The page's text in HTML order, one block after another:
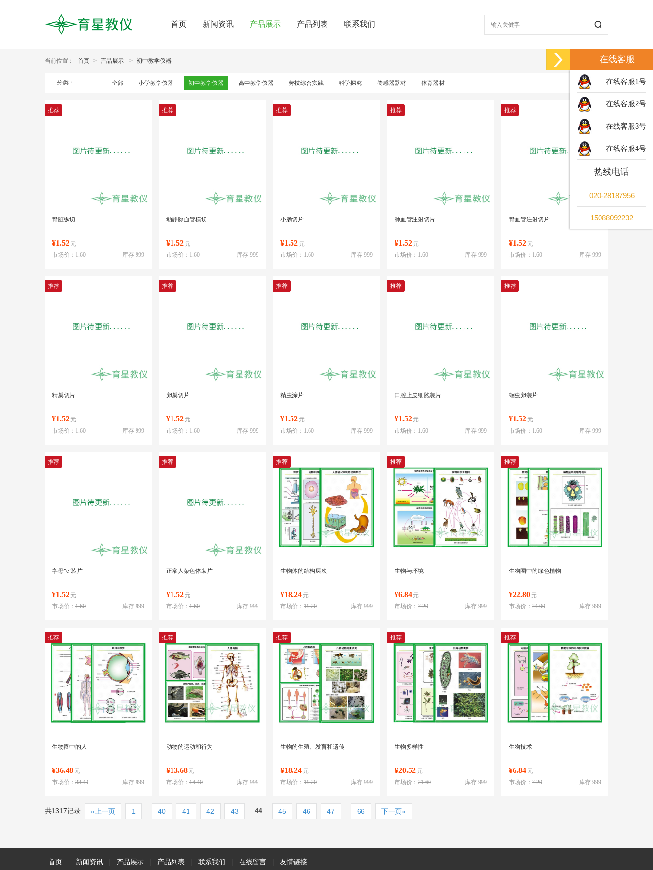
首页 新闻资讯 产品展示 产品列表 联系我们
当前位置： 首页 > 产品展示 > 初中教学仪器
分类： 全部 小学教学仪器 初中教学仪器 高中教学仪器 劳技综合实践 科学探究 传感器器材 体育器材
推荐
肾脏纵切
¥1.52 元
库存 999
市场价： 1.60
推荐
动静脉血管横切
¥1.52 元
库存 999
市场价： 1.60
推荐
小肠切片
¥1.52 元
库存 999
市场价： 1.60
推荐
肺血管注射切片
¥1.52 元
库存 999
市场价： 1.60
推荐
肾血管注射切片
¥1.52 元
库存 999
市场价： 1.60
推荐
精巢切片
¥1.52 元
库存 999
市场价： 1.60
推荐
卵巢切片
¥1.52 元
库存 999
市场价： 1.60
推荐
精虫涂片
¥1.52 元
库存 999
市场价： 1.60
推荐
口腔上皮细胞装片
¥1.52 元
库存 999
市场价： 1.60
推荐
蛔虫卵装片
¥1.52 元
库存 999
市场价： 1.60
推荐
字母“e”装片
¥1.52 元
库存 999
市场价： 1.60
推荐
正常人染色体装片
¥1.52 元
库存 999
市场价： 1.60
推荐
生物体的结构层次
¥18.24 元
库存 999
市场价： 19.20
推荐
生物与环境
¥6.84 元
库存 999
市场价： 7.20
推荐
生物圈中的绿色植物
¥22.80 元
库存 999
市场价： 24.00
推荐
生物圈中的人
¥36.48 元
库存 999
市场价： 38.40
推荐
动物的运动和行为
¥13.68 元
库存 999
市场价： 14.40
推荐
生物的生殖、发育和遗传
¥18.24 元
库存 999
市场价： 19.20
推荐
生物多样性
¥20.52 元
库存 999
市场价： 21.60
推荐
生物技术
¥6.84 元
库存 999
市场价： 7.20
共1317记录 «上一页 1 40 41 42 43 44 45 46 47 66 下一页»
首页 新闻资讯 产品展示 产品列表 联系我们 在线留言 友情链接
在线客服
在线客服1号
在线客服2号
在线客服3号
在线客服4号
热线电话
020-28187956
15088092232